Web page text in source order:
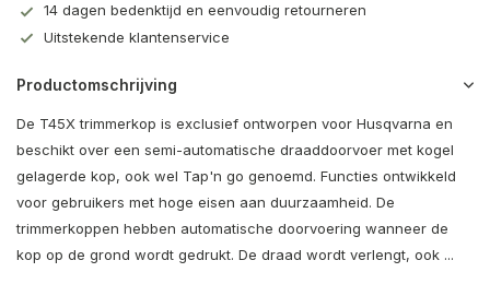
14 dagen bedenktijd en eenvoudig retourneren
Uitstekende klantenservice
Productomschrijving
De T45X trimmerkop is exclusief ontworpen voor Husqvarna en
beschikt over een semi-automatische draaddoorvoer met kogel
gelagerde kop, ook wel Tap'n go genoemd. Functies ontwikkeld
voor gebruikers met hoge eisen aan duurzaamheid. De
trimmerkoppen hebben automatische doorvoering wanneer de
kop op de grond wordt gedrukt. De draad wordt verlengt, ook ...